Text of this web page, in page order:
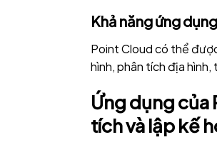
Khả năng ứng
Point Cloud có thể
hình, phân tích địa
Ứng dụng của
tích và lập kế